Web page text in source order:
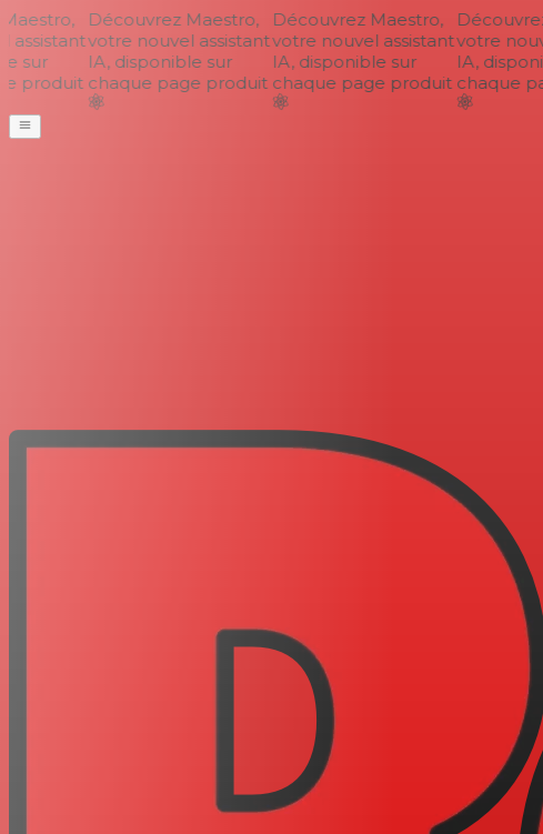
sur
produit
Découvrez Maestro,
votre nouvel assistant
IA, disponible sur
chaque page produit
Découvrez Maestro,
votre nouvel assistant
IA, disponible sur
chaque page produit
votre
IA,
chaque